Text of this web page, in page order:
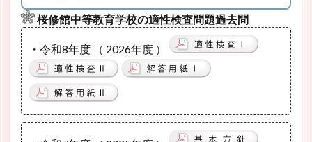
桜修館中等教育学校の適性検査問題過去問
・令和8年度 （ 2026年度 ）